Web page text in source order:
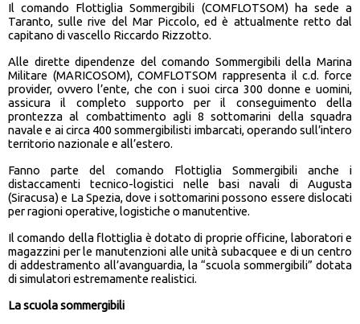
Il comando Flottiglia Sommergibili (COMFLOTSOM) ha sede a
Taranto, sulle rive del Mar Piccolo, ed è attualmente retto dal
capitano di vascello Riccardo Rizzotto.
Alle dirette dipendenze del comando Sommergibili della Marina
Militare (MARICOSOM), COMFLOTSOM rappresenta il c.d. force
provider, ovvero l’ente, che con i suoi circa 300 donne e uomini,
assicura il completo supporto per il conseguimento della
prontezza al combattimento agli 8 sottomarini della squadra
navale e ai circa 400 sommergibilisti imbarcati, operando sull’intero
territorio nazionale e all’estero.
Fanno parte del comando Flottiglia Sommergibili anche i
distaccamenti tecnico-logistici nelle basi navali di Augusta
(Siracusa) e La Spezia, dove i sottomarini possono essere dislocati
per ragioni operative, logistiche o manutentive.
Il comando della flottiglia è dotato di proprie officine, laboratori e
magazzini per le manutenzioni alle unità subacquee e di un centro
di addestramento all’avanguardia, la “scuola sommergibili” dotata
di simulatori estremamente realistici.
La scuola sommergibili